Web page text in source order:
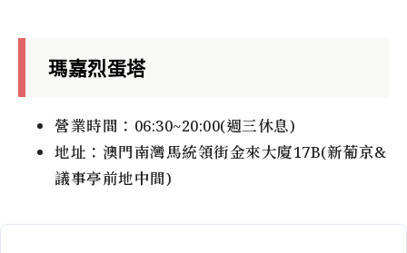
瑪嘉烈蛋塔
營業時間：06:30~20:00(週三休息)
地址：澳門南灣馬統領街金來大廈17B(新葡京&
議事亭前地中間)